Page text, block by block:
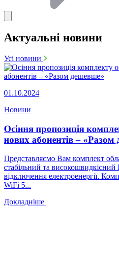
Актуальні новини
Усі новини
01.10.2024
Новини
Осіння пропозиція
нових абонентів – «Разом
Представляємо Вам комплект
стабільний та високошвидкісний
відключення електроенергії.
WiFi 5...
Докладніше